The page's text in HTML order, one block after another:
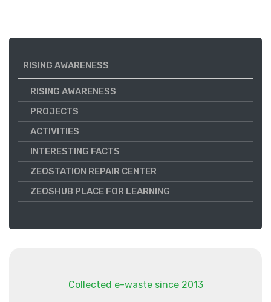
RISING AWARENESS
RISING AWARENESS
PROJECTS
ACTIVITIES
INTERESTING FACTS
ZEOSTATION REPAIR CENTER
ZEOSHUB PLACE FOR LEARNING
Collected e-waste since 2013